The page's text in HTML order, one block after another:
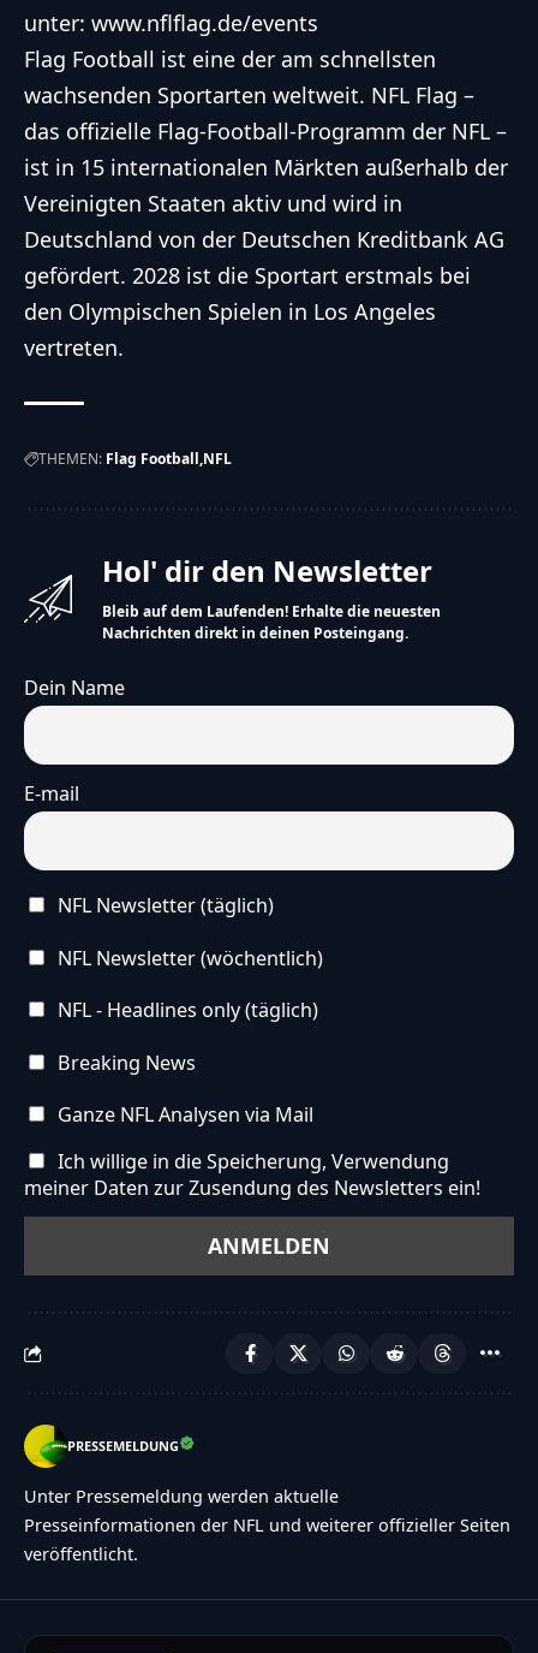
unter: www.nflflag.de/events
Flag Football ist eine der am schnellsten
wachsenden Sportarten weltweit. NFL Flag –
das offizielle Flag-Football-Programm der NFL –
ist in 15 internationalen Märkten außerhalb der
Vereinigten Staaten aktiv und wird in
Deutschland von der Deutschen Kreditbank AG
gefördert. 2028 ist die Sportart erstmals bei
den Olympischen Spielen in Los Angeles
vertreten.
THEMEN: Flag Football NFL
Hol' dir den Newsletter
Bleib auf dem Laufenden! Erhalte die neuesten
Nachrichten direkt in deinen Posteingang.
Dein Name
E-mail
NFL Newsletter (täglich)
NFL Newsletter (wöchentlich)
NFL - Headlines only (täglich)
Breaking News
Ganze NFL Analysen via Mail
Ich willige in die Speicherung, Verwendung
meiner Daten zur Zusendung des Newsletters ein!
PRESSEMELDUNG
Unter Pressemeldung werden aktuelle
Presseinformationen der NFL und weiterer offizieller Seiten
veröffentlicht.